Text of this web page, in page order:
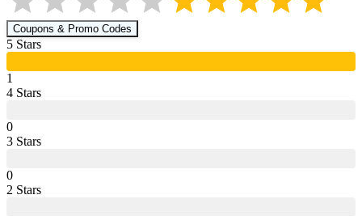
Coupons & Promo Codes
5 Stars
1
4 Stars
0
3 Stars
0
2 Stars